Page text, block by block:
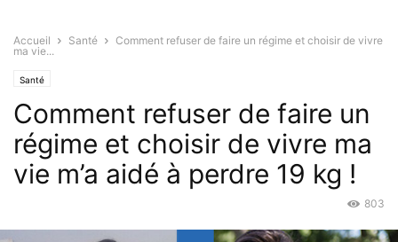
Accueil Santé
Comment refuser de faire un régime et choisir de vivre
ma vie...
Santé
Comment refuser de faire un
régime et choisir de vivre ma
vie m’a aidé à perdre 19 kg !
803